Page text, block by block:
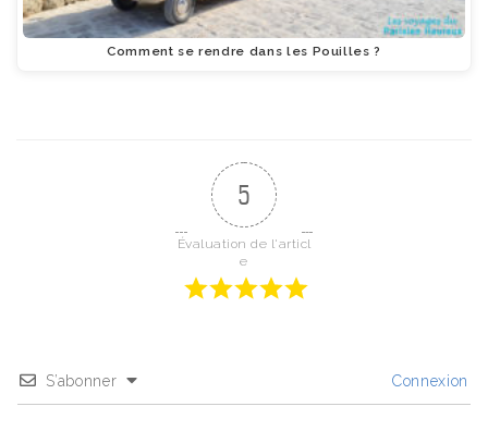
Comment se rendre dans les Pouilles ?
5
Évaluation de l'articl
e
S’abonner Connexion